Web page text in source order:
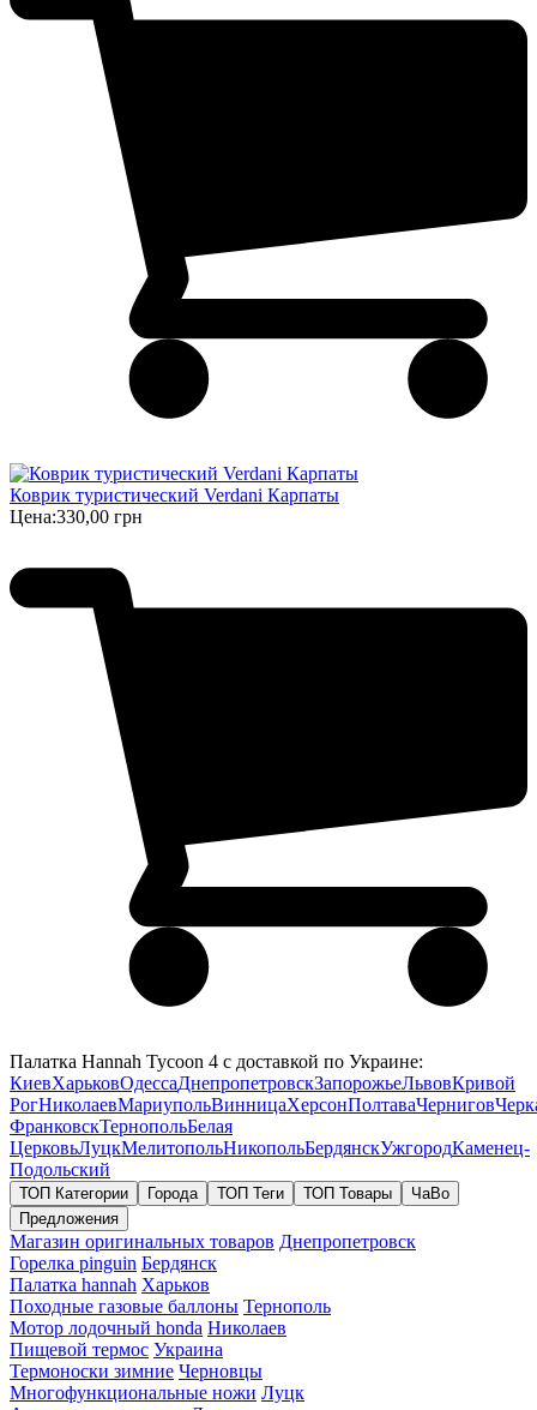
Коврик туристический Verdani Карпаты
Цена:330,00 грн
Палатка Hannah Tycoon 4 с доставкой по Украине:
КиевХарьковОдессаДнепропетровскЗапорожьеЛьвовКривой
РогНиколаевМариупольВинницаХерсонПолтаваЧернигов
ФранковскТернопольБелая
ЦерковьЛуцкМелитопольНикопольБердянскУжгородКаменец-
Подольский
ТОП Категории Города ТОП Теги ТОП Товары
ЧаВо
Предложения
Магазин оригинальных товаров Днепропетровск
Горелка pinguin Бердянск
Палатка hannah Харьков
Походные газовые баллоны Тернополь
Мотор лодочный honda Николаев
Пищевой термос Украина
Термоноски зимние Черновцы
Многофункциональные ножи Луцк